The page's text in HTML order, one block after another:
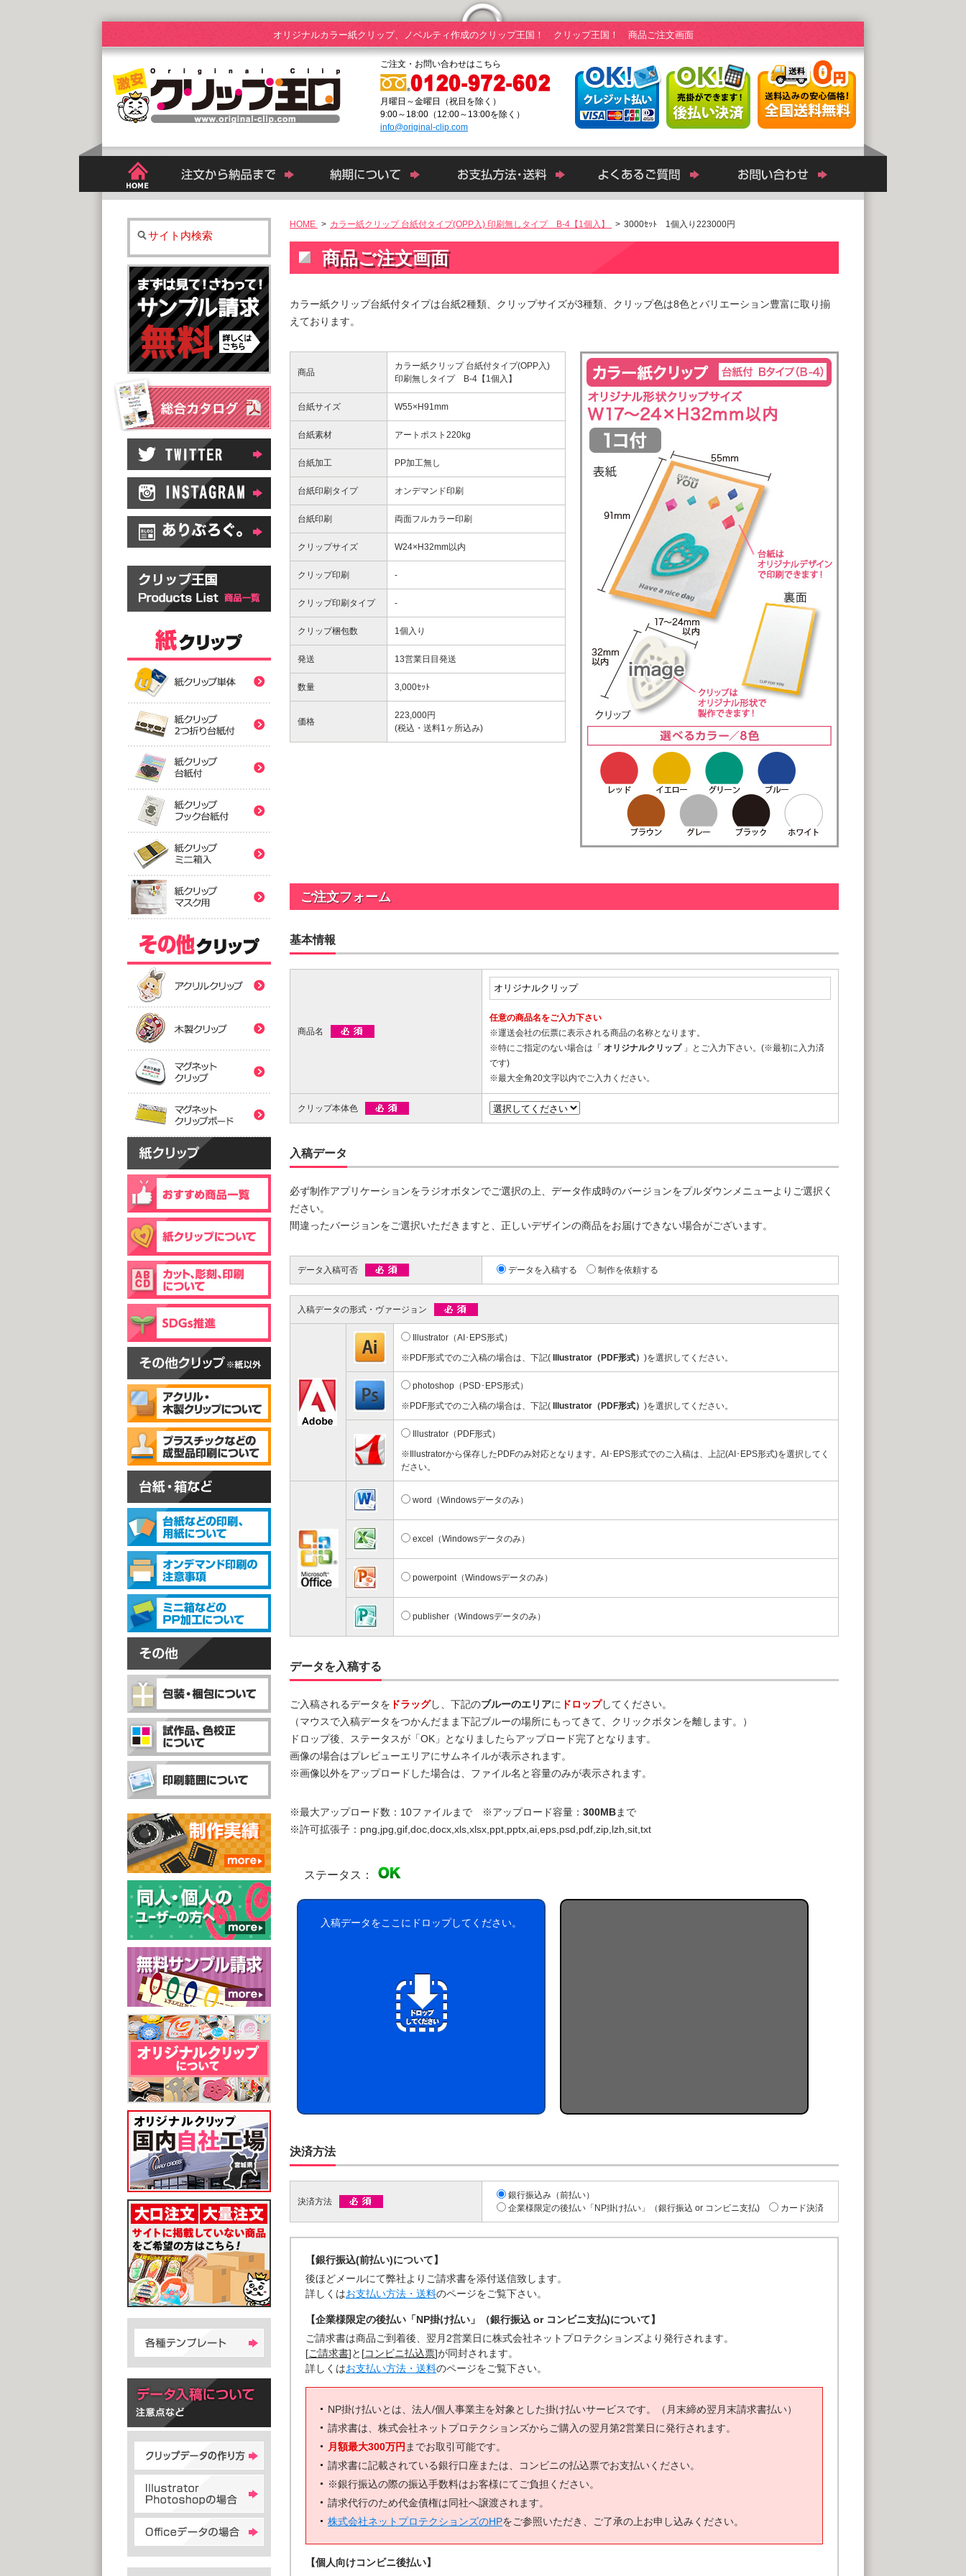
オリジナルカラー紙クリップ、ノベルティ作成のクリップ王国！ クリップ王国！ 商品ご注文画面
ご注文・お問い合わせはこちら
月曜日～金曜日（祝日を除く）
9:00～18:00（12:00～13:00を除く）
info@original-clip.com
HOME > カラー紙クリップ 台紙付タイプ(OPP入) 印刷無しタイプ B-4【1個入】 > 3000ｾｯﾄ 1個入り223000円
商品ご注文画面
カラー紙クリップ台紙付タイプは台紙2種類、クリップサイズが3種類、クリップ色は8色とバリエーション豊富に取り揃
えております。
商品
カラー紙クリップ 台紙付タイプ(OPP入)
印刷無しタイプ B-4【1個入】
台紙サイズ W55×H91mm
台紙素材 アートポスト220kg
台紙加工 PP加工無し
台紙印刷タイプ オンデマンド印刷
台紙印刷 両面フルカラー印刷
クリップサイズ W24×H32mm以内
クリップ印刷 -
クリップ印刷タイプ -
クリップ梱包数 1個入り
発送 13営業日目発送
数量 3,000ｾｯﾄ
価格
223,000円
(税込・送料1ヶ所込み)
ご注文フォーム
基本情報
商品名
任意の商品名をご入力下さい
※運送会社の伝票に表示される商品の名称となります。
※特にご指定のない場合は「 オリジナルクリップ」とご入力下さい。(※最初に入力済
です)
※最大全角20文字以内でご入力ください。
クリップ本体色
入稿データ
必ず制作アプリケーションをラジオボタンでご選択の上、データ作成時のバージョンをプルダウンメニューよりご選択く
ださい。
間違ったバージョンをご選択いただきますと、正しいデザインの商品をお届けできない場合がございます。
データ入稿可否 データを入稿する 制作を依頼する
入稿データの形式・ヴァージョン
Illustrator（AI･EPS形式）
※PDF形式でのご入稿の場合は、下記(
Illustrator（PDF形式） )を選択してください。
photoshop（PSD･EPS形式）
※PDF形式でのご入稿の場合は、下記(
Illustrator（PDF形式） )を選択してください。
Illustrator（PDF形式）
※Illustratorから保存したPDFのみ対応となります。AI･EPS形式でのご入稿は、上記(AI･EPS形式)を選択してく
ださい。
word（Windowsデータのみ）
excel（Windowsデータのみ）
powerpoint（Windowsデータのみ）
publisher（Windowsデータのみ）
データを入稿する
ご入稿されるデータを ドラッグし、下記のブルーのエリアに ドロップしてください。
（マウスで入稿データをつかんだまま下記ブルーの場所にもってきて、クリックボタンを離します。）
ドロップ後、ステータスが「OK」となりましたらアップロード完了となります。
画像の場合はプレビューエリアにサムネイルが表示されます。
※画像以外をアップロードした場合は、ファイル名と容量のみが表示されます。
※最大アップロード数：10ファイルまで ※アップロード容量： 300MBまで
※許可拡張子：png,jpg,gif,doc,docx,xls,xlsx,ppt,pptx,ai,eps,psd,pdf,zip,lzh,sit,txt
ステータス：
入稿データをここにドロップしてください。
決済方法
決済方法
銀行振込み（前払い）
企業様限定の後払い「NP掛け払い」（銀行振込 or コンビニ支払)
カード決済
【銀行振込(前払い)について】
後ほどメールにて弊社よりご請求書を添付送信致します。
詳しくはお支払い方法・送料のページをご覧下さい。
【企業様限定の後払い「NP掛け払い」（銀行振込 or コンビニ支払)について】
ご請求書は商品ご到着後、翌月2営業日に株式会社ネットプロテクションズより発行されます。
[ご請求書]と[コンビニ払込票]が同封されます。
詳しくはお支払い方法・送料のページをご覧下さい。
NP掛け払いとは、法人/個人事業主を対象とした掛け払いサービスです。（月末締め翌月末請求書払い）
請求書は、株式会社ネットプロテクションズからご購入の翌月第2営業日に発行されます。
月額最大300万円 までお取引可能です。
請求書に記載されている銀行口座または、コンビニの払込票でお支払いください。
※銀行振込の際の振込手数料はお客様にてご負担ください。
請求代行のため代金債権は同社へ譲渡されます。
株式会社ネットプロテクションズのHPをご参照いただき、ご了承の上お申し込みください。
【個人向けコンビニ後払い】
サイト内検索
紙クリップ印刷なし形状カット
印刷付きタイプ
@32.52～
紙クリップ印刷なし形状カット
紙クリップ印刷なし形状カット
(5,000個 1個あたり) (5,000個 1個あたり)
フック台紙付タイプ
紙クリップ印刷有
(5,000個 1個あたり)
ミニ箱タイプ
@122.58～
(5,000個 1個あたり)
(5,000個 1個あたり)
アクリルクリップ印刷有
台紙付片面タイプ
@129.70～
木製クリップ彫刻
(1,000個 1個あたり)
@72.60～
(1,000個 1個あたり)
スタンドクリップ
スタンドクリップ
マグネットクリップ
個包装(OPP入)タイプ
(1,000個 1個あたり) (1,000個 1個あたり)
個包装(OPP入)タイプ
(5,000個 1個あたり)